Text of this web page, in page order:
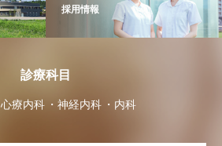
採用情報
診療科目
心療内科 神経内科 内科